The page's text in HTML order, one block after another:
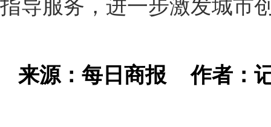
指导服务，进一步激发城市
来源：每日商报作者：